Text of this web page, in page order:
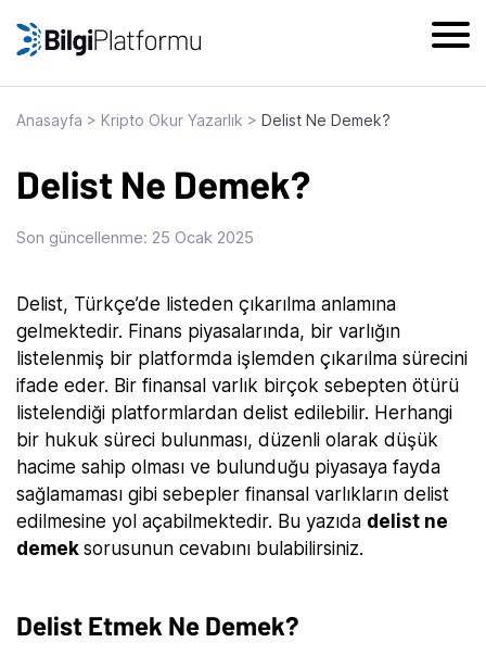
Anasayfa > Kripto Okur Yazarlık > Delist Ne Demek?
Delist Ne Demek?
Son güncellenme: 25 Ocak 2025
Delist, Türkçe’de listeden çıkarılma anlamına
gelmektedir. Finans piyasalarında, bir varlığın
listelenmiş bir platformda işlemden çıkarılma sürecini
ifade eder. Bir finansal varlık birçok sebepten ötürü
listelendiği platformlardan delist edilebilir. Herhangi
bir hukuk süreci bulunması, düzenli olarak düşük
hacime sahip olması ve bulunduğu piyasaya fayda
sağlamaması gibi sebepler finansal varlıkların delist
edilmesine yol açabilmektedir. Bu yazıda delist ne
demek sorusunun cevabını bulabilirsiniz.
Delist Etmek Ne Demek?